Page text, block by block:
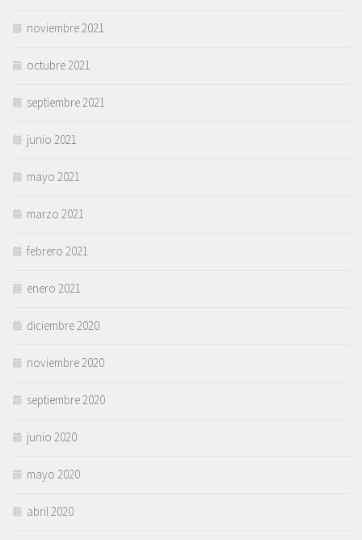
noviembre 2021
octubre 2021
septiembre 2021
junio 2021
mayo 2021
marzo 2021
febrero 2021
enero 2021
diciembre 2020
noviembre 2020
septiembre 2020
junio 2020
mayo 2020
abril 2020